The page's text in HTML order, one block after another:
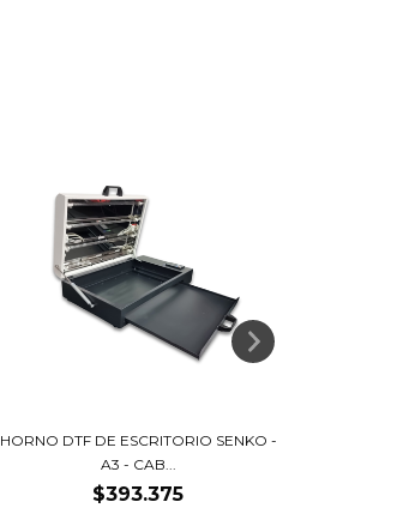
HORNO DTF DE ESCRITORIO SENKO -
A3 - CAB...
$393.375